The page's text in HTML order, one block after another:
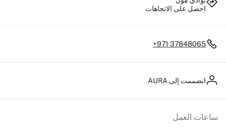
احصل على الاتجاهات
+971 37848065
انضممت إلى AURA
ساعات العمل